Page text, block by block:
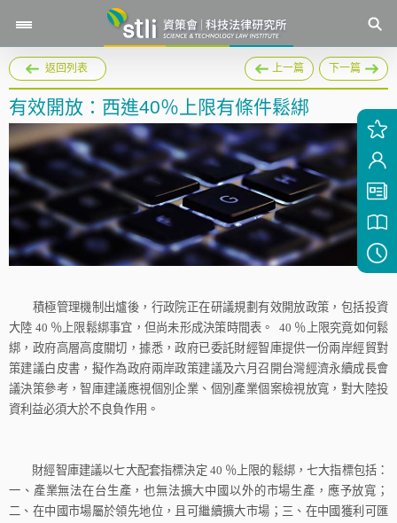
返回列表 上一篇 下一篇
有效開放：西進40％上限有條件鬆綁
積極管理機制出爐後，行政院正在研議規劃有效開放政策，包括投資
大陸 40 ％上限鬆綁事宜，但尚未形成決策時間表。 40 ％上限究竟如何鬆
綁，政府高層高度關切，據悉，政府已委託財經智庫提供一份兩岸經貿對
策建議白皮書，擬作為政府兩岸政策建議及六月召開台灣經濟永續成長會
議決策參考，智庫建議應視個別企業、個別產業個案檢視放寬，對大陸投
資利益必須大於不良負作用。
財經智庫建議以七大配套指標決定40 ％上限的鬆綁，七大指標包括：
一、產業無法在台生產，也無法擴大中國以外的市場生產，應予放寬；
二、在中國市場屬於領先地位，且可繼續擴大市場；三、在中國獲利可匯